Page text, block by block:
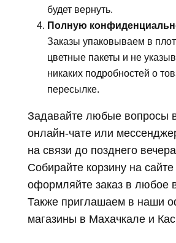
будет вернуть.
Полную
Заказы упаковываем в
цветные пакеты и не
никаких подробностей о
пересылке.
Задавайте любые вопросы
онлайн-чате или
на связи до позднего
Собирайте корзину на сайте
оформляйте заказ в любое
Также приглашаем в наши
магазины в Махачкале и